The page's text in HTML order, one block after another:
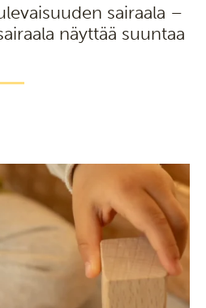
sairaala –
näyttää suuntaa